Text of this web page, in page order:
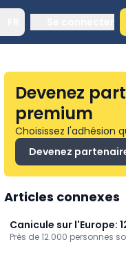
Devenez
premium
Choisissez l'adhésion
Devenez
Articles connexes
Canicule sur l'Europe:
Allemagne
Près de 12.000 personnes